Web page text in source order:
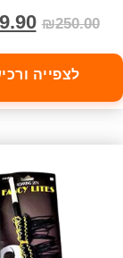
₪250.00
לצפייה